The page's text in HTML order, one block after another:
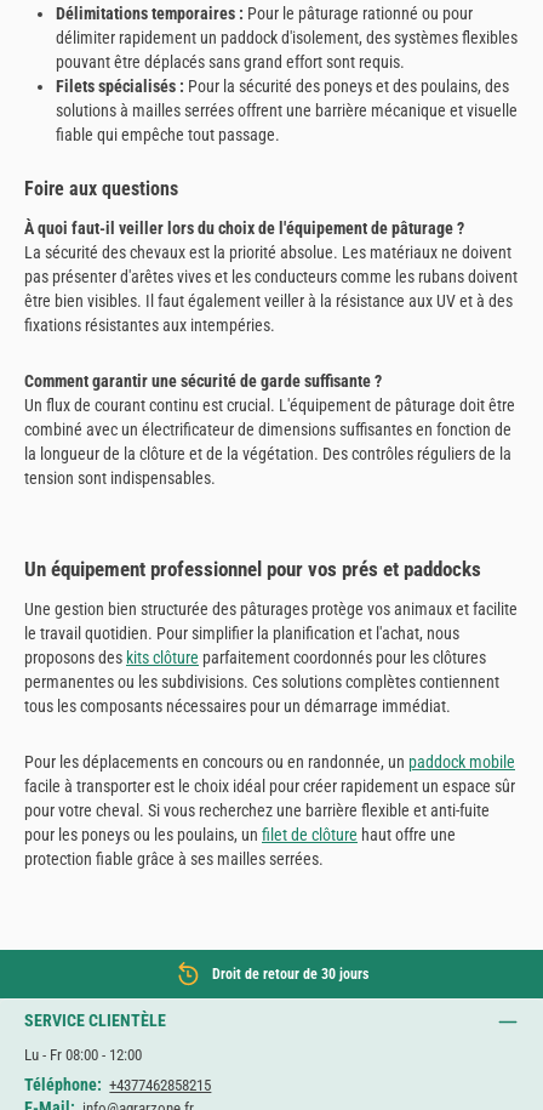
Délimitations temporaires : Pour le pâturage rationné ou pour
délimiter rapidement un paddock d'isolement, des systèmes flexibles
pouvant être déplacés sans grand effort sont requis.
Filets spécialisés : Pour la sécurité des poneys et des poulains, des
solutions à mailles serrées offrent une barrière mécanique et visuelle
fiable qui empêche tout passage.
Foire aux questions
À quoi faut-il veiller lors du choix de l'équipement de pâturage ?
La sécurité des chevaux est la priorité absolue. Les matériaux ne doivent
pas présenter d'arêtes vives et les conducteurs comme les rubans doivent
être bien visibles. Il faut également veiller à la résistance aux UV et à des
fixations résistantes aux intempéries.
Comment garantir une sécurité de garde suffisante ?
Un flux de courant continu est crucial. L'équipement de pâturage doit être
combiné avec un électrificateur de dimensions suffisantes en fonction de
la longueur de la clôture et de la végétation. Des contrôles réguliers de la
tension sont indispensables.
Un équipement professionnel pour vos prés et paddocks
Une gestion bien structurée des pâturages protège vos animaux et facilite
le travail quotidien. Pour simplifier la planification et l'achat, nous
proposons des kits clôture parfaitement coordonnés pour les clôtures
permanentes ou les subdivisions. Ces solutions complètes contiennent
tous les composants nécessaires pour un démarrage immédiat.
Pour les déplacements en concours ou en randonnée, un paddock mobile
facile à transporter est le choix idéal pour créer rapidement un espace sûr
pour votre cheval. Si vous recherchez une barrière flexible et anti-fuite
pour les poneys ou les poulains, un filet de clôture haut offre une
protection fiable grâce à ses mailles serrées.
Droit de retour de 30 jours
SERVICE CLIENTÈLE
Lu - Fr 08:00 - 12:00
Téléphone: +4377462858215